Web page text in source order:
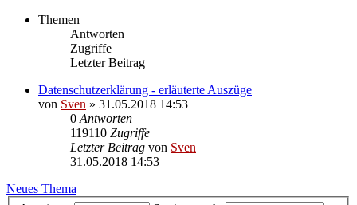
Themen
Antworten
Zugriffe
Letzter Beitrag
Datenschutzerklärung - erläuterte Auszüge
von Sven » 31.05.2018 14:53
0 Antworten
119110 Zugriffe
Letzter Beitrag von Sven
31.05.2018 14:53
Neues Thema